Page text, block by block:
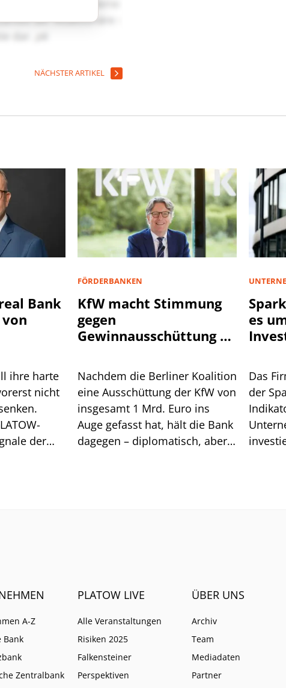
NÄCHSTER ARTIKEL
Bank
ihre harte
nicht
der
FÖRDERBANKEN
KfW macht Stimmung
gegen
Gewinnausschüttung an
Nachdem die Berliner Koalition
eine Ausschüttung der KfW von
insgesamt 1 Mrd. Euro ins
Auge gefasst hat, hält die Bank
dagegen – diplomatisch, aber
es
Das
der
A-Z
Bank
Zentralbank
PLATOW LIVE
Alle Veranstaltungen
Risiken 2025
Falkensteiner
Perspektiven
ÜBER UNS
Archiv
Team
Mediadaten
Partner